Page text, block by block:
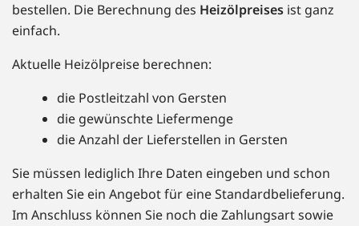
bestellen. Die Berechnung des Heizölpreises ist ganz
einfach.
Aktuelle Heizölpreise berechnen:
die Postleitzahl von Gersten
die gewünschte Liefermenge
die Anzahl der Lieferstellen in Gersten
Sie müssen lediglich Ihre Daten eingeben und schon
erhalten Sie ein Angebot für eine Standardbelieferung.
Im Anschluss können Sie noch die Zahlungsart sowie